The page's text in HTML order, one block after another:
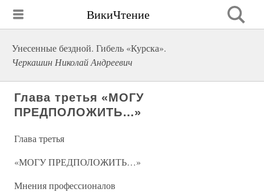
ВикиЧтение
Унесенные бездной. Гибель «Курска».
Черкашин Николай Андреевич
Глава третья «МОГУ
ПРЕДПОЛОЖИТЬ…»
Глава третья
«МОГУ ПРЕДПОЛОЖИТЬ…»
Мнения профессионалов